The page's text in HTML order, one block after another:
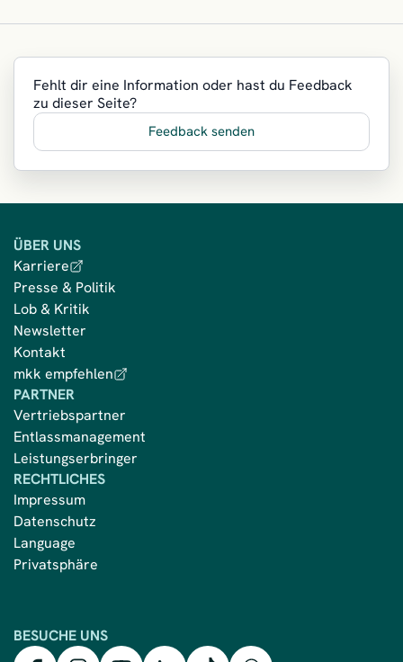
Fehlt dir eine Information oder hast du Feedback
zu dieser Seite?
Feedback senden
BESUCHE UNS
ÜBER UNS
Karriere
Presse & Politik
Lob & Kritik
Newsletter
Kontakt
mkk empfehlen
PARTNER
Vertriebspartner
Entlassmanagement
Leistungserbringer
RECHTLICHES
Impressum
Datenschutz
Language
Privatsphäre